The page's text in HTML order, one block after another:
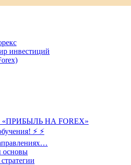
инвестиций
НА FOREX»
⚡ ⚡
основы